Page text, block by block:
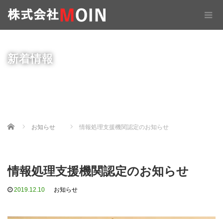
新着情報
Home お知らせ 情報処理支援機関認定のお知らせ
情報処理支援機関認定のお知らせ
2019.12.10 お知らせ